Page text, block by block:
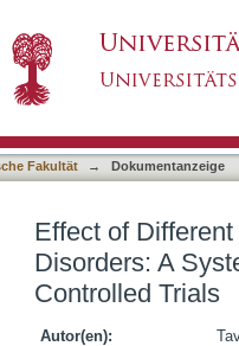
Fakultät → Dokumentanzeige
Effect of
Disorders: A
Controlled Trials
Autor(en):